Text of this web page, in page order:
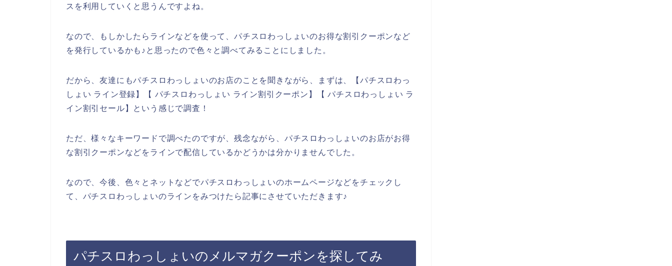
スを利用していくと思うんですよね。
なので、もしかしたらラインなどを使って、パチスロわっしょいのお得な割引クーポンなど
を発行しているかも♪と思ったので色々と調べてみることにしました。
だから、友達にもパチスロわっしょいのお店のことを聞きながら、まずは、【パチスロわっ
しょい ライン登録】【 パチスロわっしょい ライン割引クーポン】【 パチスロわっしょい ラ
イン割引セール】という感じで調査！
ただ、様々なキーワードで調べたのですが、残念ながら、パチスロわっしょいのお店がお得
な割引クーポンなどをラインで配信しているかどうかは分かりませんでした。
なので、今後、色々とネットなどでパチスロわっしょいのホームページなどをチェックし
て、パチスロわっしょいのラインをみつけたら記事にさせていただきます♪
パチスロわっしょいのメルマガクーポンを探してみ